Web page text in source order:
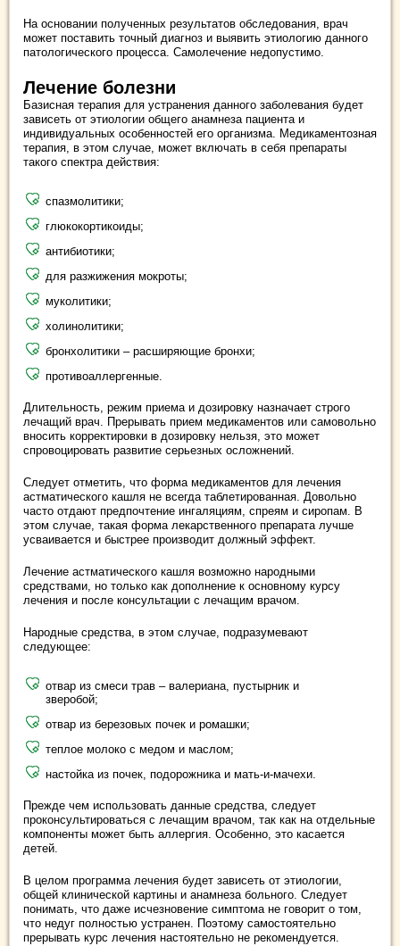
На основании полученных результатов обследования, врач
может поставить точный диагноз и выявить этиологию данного
патологического процесса. Самолечение недопустимо.
Лечение болезни
Базисная терапия для устранения данного заболевания будет
зависеть от этиологии общего анамнеза пациента и
индивидуальных особенностей его организма. Медикаментозная
терапия, в этом случае, может включать в себя препараты
такого спектра действия:
спазмолитики;
глюкокортикоиды;
антибиотики;
для разжижения мокроты;
муколитики;
холинолитики;
бронхолитики – расширяющие бронхи;
противоаллергенные.
Длительность, режим приема и дозировку назначает строго
лечащий врач. Прерывать прием медикаментов или самовольно
вносить корректировки в дозировку нельзя, это может
спровоцировать развитие серьезных осложнений.
Следует отметить, что форма медикаментов для лечения
астматического кашля не всегда таблетированная. Довольно
часто отдают предпочтение ингаляциям, спреям и сиропам. В
этом случае, такая форма лекарственного препарата лучше
усваивается и быстрее производит должный эффект.
Лечение астматического кашля возможно народными
средствами, но только как дополнение к основному курсу
лечения и после консультации с лечащим врачом.
Народные средства, в этом случае, подразумевают
следующее:
отвар из смеси трав – валериана, пустырник и
зверобой;
отвар из березовых почек и ромашки;
теплое молоко с медом и маслом;
настойка из почек, подорожника и мать-и-мачехи.
Прежде чем использовать данные средства, следует
проконсультироваться с лечащим врачом, так как на отдельные
компоненты может быть аллергия. Особенно, это касается
детей.
В целом программа лечения будет зависеть от этиологии,
общей клинической картины и анамнеза больного. Следует
понимать, что даже исчезновение симптома не говорит о том,
что недуг полностью устранен. Поэтому самостоятельно
прерывать курс лечения настоятельно не рекомендуется.